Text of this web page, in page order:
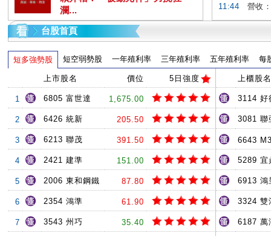
瀾...
11:44
營收
台股首頁
短多強勢股 短空弱勢股 一年殖利率 三年殖利率 五年殖利率 每
上市股名 價位 5日強度
1 6805 富世達 1,675.00
2 6426 統新 205.50
3 6213 聯茂 391.50
4 2421 建準 151.00
5 2006 東和鋼鐵 87.80
6 2354 鴻準 61.90
7 3543 州巧 35.40
上櫃股名
3114 好
3081 聯
6643
5289 宜
6913 鴻
3324 雙
6187 萬